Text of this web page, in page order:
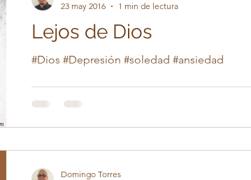
Lejos de Dios
#Dios #Depresión #soledad #ansiedad
23 may 2016
1 min de lectura
Domingo Torres